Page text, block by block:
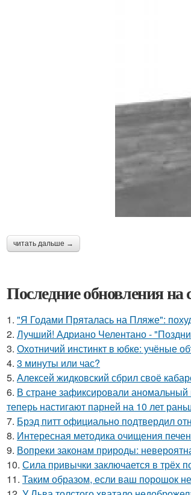
читать дальше →
Последние обновления на
1. "Я Годами Пряталась на Пляже":
2. Лучший! Адриано Челентано -
3. Охотничий инстинкт в юбке: учёные
4. 3 минуты или час?
5. Алексей жидковский сбрил своё
6. В стране зафиксировали аномальный
теперь настигают парней на 10 лет
7. Брэд питт официально подтвердил
8. Интересная методика очищения
9. Вопреки законам природы:
10. Сила привычки заключается в трёх
11. Таким образом, если ваш порошок не